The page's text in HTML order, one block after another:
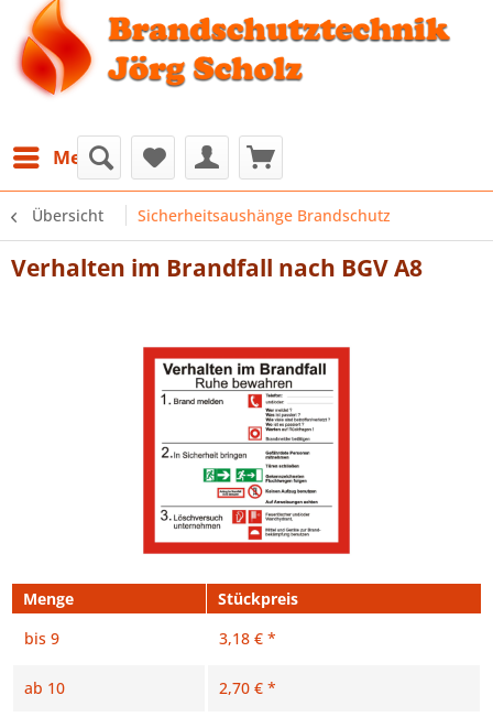
Menü
Übersicht Sicherheitsaushänge Brandschutz
Verhalten im Brandfall nach BGV A8
Menge
Stückpreis
bis 9 3,18 € *
ab 10 2,70 € *